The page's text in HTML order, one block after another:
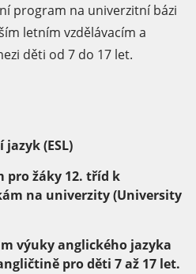
program na univerzitní bázi
letním vzdělávacím a
děti od 7 do 17 let.
(ESL)
pro žáky 12. tříd k
na univerzity (University
výuky anglického jazyka
pro děti 7 až 17 let.